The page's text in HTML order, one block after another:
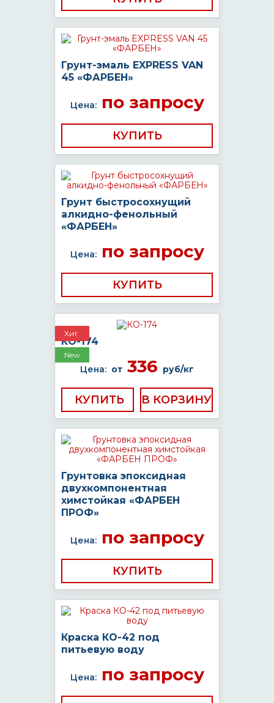
Грунт-эмаль EXPRESS VAN
45 «ФАРБЕН»
Цена:по запросу
КУПИТЬ
Грунт быстросохнущий
алкидно-фенольный
«ФАРБЕН»
Цена:по запросу
КУПИТЬ
Хит
New
КО-174
Цена: от 336 руб/кг
КУПИТЬ
Грунтовка эпоксидная
двухкомпонентная
химстойкая «ФАРБЕН
ПРОФ»
Цена:по запросу
КУПИТЬ
Краска КО-42 под
питьевую воду
Цена:по запросу